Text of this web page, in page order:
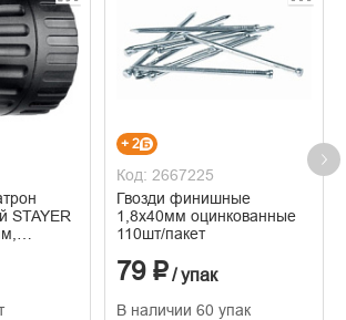
STAYER
+ 2
Код: 2667225
Гвозди финишные
1,8х40мм оцинкованные
110шт/пакет
79 ₽/ упак
В наличии 60 упак